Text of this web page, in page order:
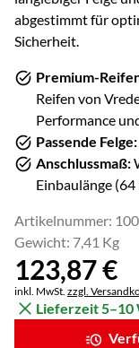
abgestimmt für
Sicherheit.
Premium-
Reifen von
Performance
Passende Felge:
Anschlussmaß:
Einbaulänge (64
Artikelnummer:
Gewicht: 7,41 Kg
123,87€
Steuerhinweis:
inkl. MwSt. zzgl.
Lieferzeit 5–10